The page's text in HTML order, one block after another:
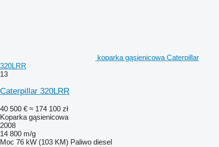
koparka gąsienicowa Caterpillar
320LRR
13
Caterpillar 320LRR
40 500 € ≈ 174 100 zł
Koparka gąsienicowa
2008
14 800 m/g
Moc 76 kW (103 KM) Paliwo diesel